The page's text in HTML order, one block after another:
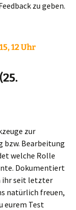
zu geben.
12 Uhr
zur
Bearbeitung
welche Rolle
Dokumentiert
ihr seit letzter
natürlich freuen,
eurem Test